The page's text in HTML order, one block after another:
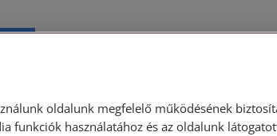
oldalunk megfelelő működésének
funkciók használatához és az oldalunk